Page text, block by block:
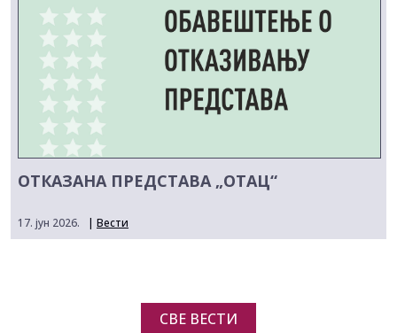
ОТКАЗАНА ПРЕДСТАВА „ОТАЦ“
17. јун 2026. | Вести
СВЕ ВЕСТИ